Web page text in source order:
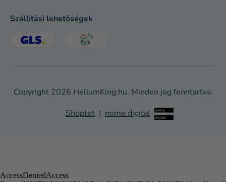
Szállítási lehetőségek
Shoptet | mime digital
Copyright 2026 HeliumKing.hu. Minden jog fenntartva.